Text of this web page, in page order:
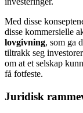
Med disse
disse kommersielle
lovgivning, som ga
tiltrakk seg
om at et selskap
få fotfeste.
Juridisk